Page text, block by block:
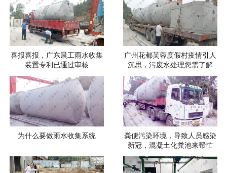
喜报喜报，广东晨工雨水收集
装置专利已通过审核
广州花都芙蓉度假村疫情引人
沉思，污废水处理您需了解
为什么要做雨水收集系统
粪便污染环境，导致人员感染
新冠，混凝土化粪池来帮忙